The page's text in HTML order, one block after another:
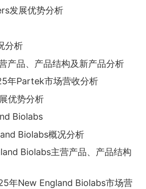
发展优势分析
分析
产品、产品结构及新产品分析
年Partek市场营收分析
优势分析
Biolabs
Biolabs概况分析
Biolabs主营产品、产品结构
年New England Biolabs市场营